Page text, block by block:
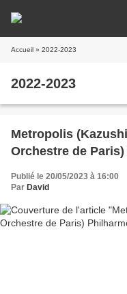
Accueil » 2022-2023
2022-2023
Metropolis
Orchestre de
Publié le 20/05/2023 à 16:00
Par David